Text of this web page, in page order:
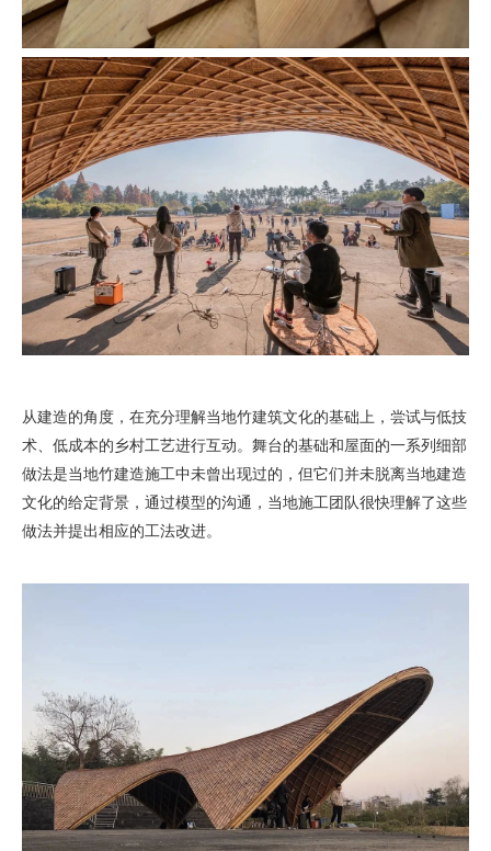
从建造的角度，在充分理解当地竹建筑文化的基础上，尝试与低技
术、低成本的乡村工艺进行互动。舞台的基础和屋面的一系列细部
做法是当地竹建造施工中未曾出现过的，但它们并未脱离当地建造
文化的给定背景，通过模型的沟通，当地施工团队很快理解了这些
做法并提出相应的工法改进。